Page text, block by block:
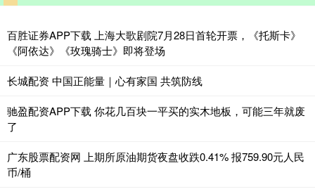
百胜证券APP下载 上海大歌剧院7月28日首轮开票，《托斯卡》
《阿依达》《玫瑰骑士》即将登场
长城配资 中国正能量｜心有家国 共筑防线
驰盈配资APP下载 你花几百块一平买的实木地板，可能三年就废
了
广东股票配资网 上期所原油期货夜盘收跌0.41% 报759.90元人民
币/桶